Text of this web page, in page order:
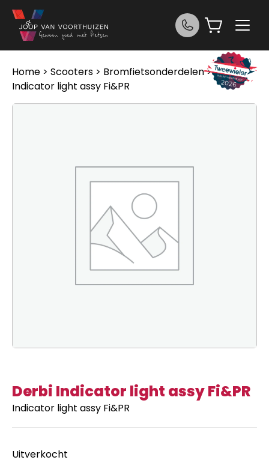
Ga naar de inhoud
Home > Scooters > Bromfietsonderdelen> Derbi
Indicator light assy Fi&PR
Derbi Indicator light assy Fi&PR
Indicator light assy Fi&PR
Uitverkocht